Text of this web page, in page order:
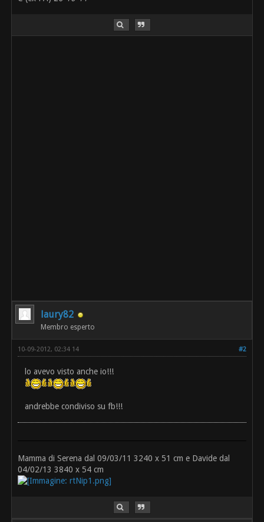
laury82
Membro esperto
#2
10-09-2012, 02:34 14
lo avevo visto anche io!!!
andrebbe condiviso su fb!!!
Mamma di Serena dal 09/03/11 3240 x 51 cm e Davide dal
04/02/13 3840 x 54 cm